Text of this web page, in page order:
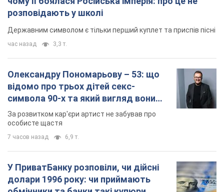
У ПриватБанку розповіли, чи дійсні
долари 1996 року: чи приймають
обмінники та банки такі купюри
Що робити, якщо банки та обмінні пункти не
8 часов назад 60,2 т.